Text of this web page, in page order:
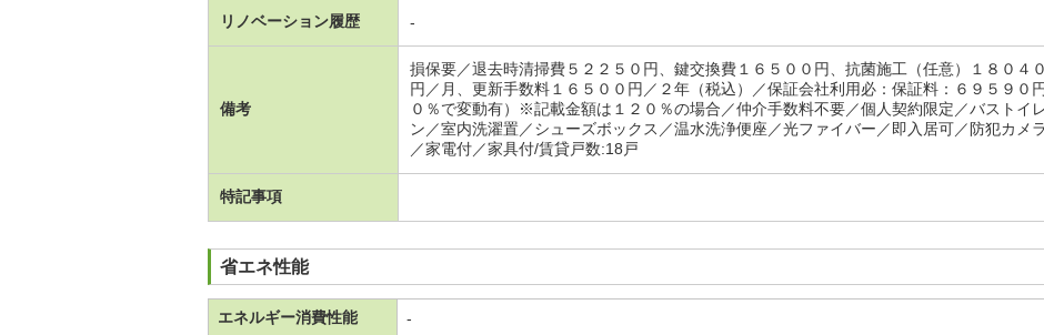
リノベーション履歴 -
備考
損保要／退去時清掃費５２２５０円、鍵交換費１６５００円、抗菌施工（任意）１８０４
円／月、更新手数料１６５００円／２年（税込）／保証会社利用必：保証料：６９５９０
０％で変動有）※記載金額は１２０％の場合／仲介手数料不要／個人契約限定／バストイ
ン／室内洗濯置／シューズボックス／温水洗浄便座／光ファイバー／即入居可／防犯カメ
／家電付／家具付/賃貸戸数:18戸
特記事項
省エネ性能
エネルギー消費性能 -